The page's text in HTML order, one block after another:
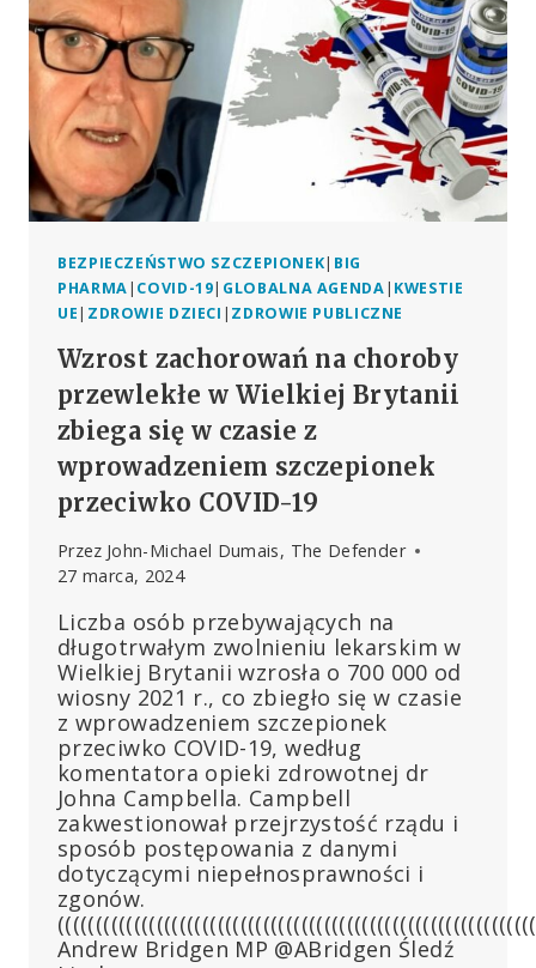
CO
CHODZI?
BEZPIECZEŃSTWO SZCZEPIONEK| BIG
PHARMA| COVID-19| GLOBALNA AGENDA| KWESTIE
UE| ZDROWIE DZIECI | ZDROWIE PUBLICZNE
Wzrost zachorowań na choroby
przewlekłe w Wielkiej Brytanii
zbiega się w czasie z
wprowadzeniem szczepionek
przeciwko COVID-19
Przez John-Michael Dumais, The Defender
27 marca, 2024
Liczba osób przebywających na
długotrwałym zwolnieniu lekarskim w
Wielkiej Brytanii wzrosła o 700 000 od
wiosny 2021 r., co zbiegło się w czasie
z wprowadzeniem szczepionek
przeciwko COVID-19, według
komentatora opieki zdrowotnej dr
Johna Campbella. Campbell
zakwestionował przejrzystość rządu i
sposób postępowania z danymi
dotyczącymi niepełnosprawności i
zgonów.
Andrew Bridgen MP @ABridgen Śledź